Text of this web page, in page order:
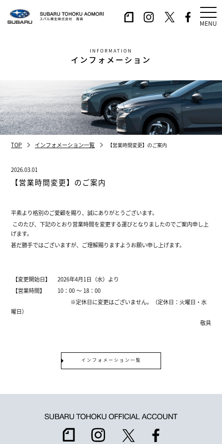
MENU
INFORMATION
インフォメーション
TOP インフォメーション一覧 【営業時間変更】のご案内
2026.03.01
【営業時間変更】のご案内
平素より格別のご愛顧を賜り、誠にありがとうございます。
このたび、下記のとおり営業時間を変更する運びとなりましたのでご案内申し上
げます。
甚だ勝手ではございますが、ご理解賜りますようお願い申し上げます。
【変更開始日】 2026年4月1日（水）より
【営業時間】 10：00 ～ 18：00
※定休日に変更はございません。（定休日：火曜日・水
曜日）
敬具
インフォメーション一覧